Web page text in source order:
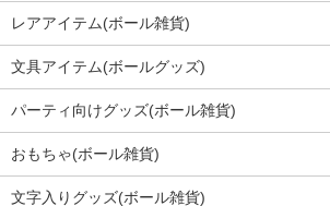
レアアイテム(ボール雑貨)
文具アイテム(ボールグッズ)
パーティ向けグッズ(ボール雑貨)
おもちゃ(ボール雑貨)
文字入りグッズ(ボール雑貨)